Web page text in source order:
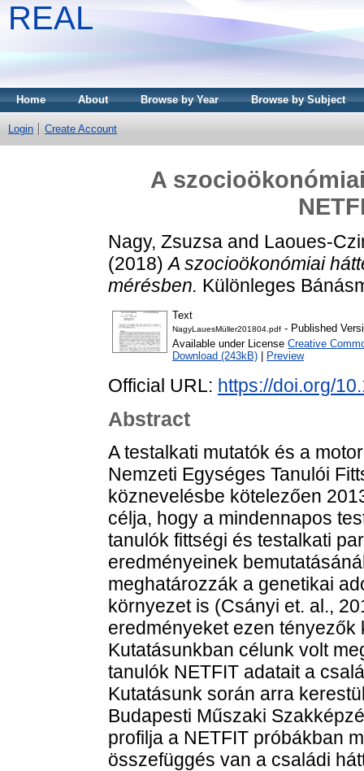
REAL
Home About Browse by Year Browse by Subject
Login Create Account
A
Nagy, Zsuzsa and Laoues-
(2018)A szocioökonómiai
mérésben. Különleges
Text
NagyLauesMüller201804.pdf - Published
Available under License Creative
Download (243kB)
Preview
Official URL: https://doi.org/
Abstract
A testalkati mutatók és a
Nemzeti Egységes Tanulói
köznevelésbe kötelezően
célja, hogy a mindennapos
tanulók fittségi és testalkati
eredményeinek
meghatározzák a genetikai
környezet is (Csányi et. al.,
eredményeket ezen
Kutatásunkban célunk volt
tanulók NETFIT adatait a
Kutatásunk során arra
Budapesti Műszaki
profilja a NETFIT próbákban
összefüggés van a családi